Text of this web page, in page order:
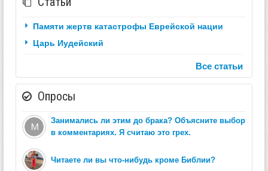
Памяти жертв катастрофы Еврейской нации
Царь Иудейский
Все статьи
Опросы
Занимались ли этим до брака? Объясните выбор
в комментариях. Я считаю это грех.
Читаете ли вы что-нибудь кроме Библии?